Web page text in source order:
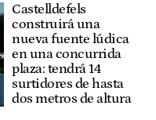
Castelldefels
construirá una
nueva fuente lúdica
en una concurrida
plaza: tendrá 14
surtidores de hasta
dos metros de altura